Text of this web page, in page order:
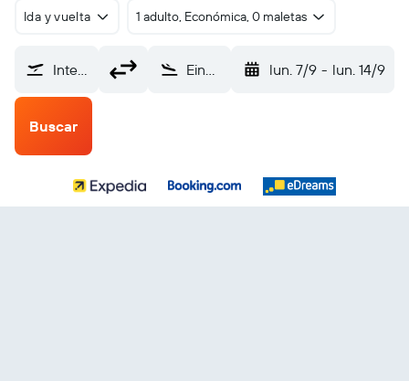
Ida y vuelta 1 adulto, Económica, 0 maletas
Internacional de El Salvador (SAL) Eindhoven (EIN) lun. 7/9 - lun. 14/9
Buscar